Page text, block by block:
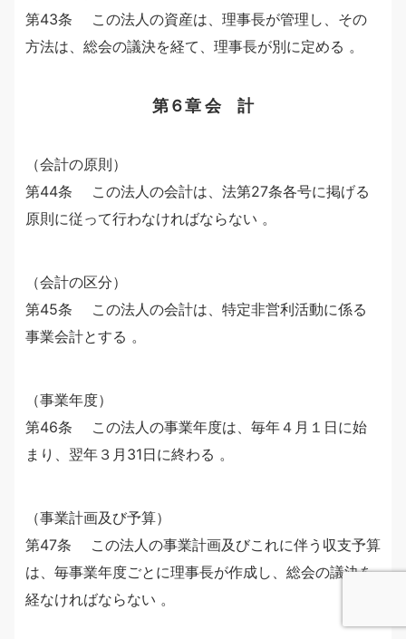
第43条 この法人の資産は、理事長が管理し、その
方法は、総会の議決を経て、理事長が別に定める 。
第６章 会 計
（会計の原則）
第44条 この法人の会計は、法第27条各号に掲げる
原則に従って行わなければならない 。
（会計の区分）
第45条 この法人の会計は、特定非営利活動に係る
事業会計とする 。
（事業年度）
第46条 この法人の事業年度は、毎年４月１日に始
まり、翌年３月31日に終わる 。
（事業計画及び予算）
第47条 この法人の事業計画及びこれに伴う収支予算
は、毎事業年度ごとに理事長が作成し、総会の議決を
経なければならない 。